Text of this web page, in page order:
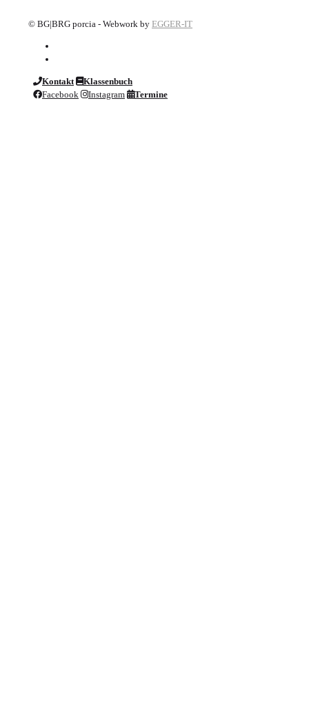
© BG|BRG porcia - Webwork by EGGER-IT
Kontakt
Klassenbuch
Facebook
Instagram Termine